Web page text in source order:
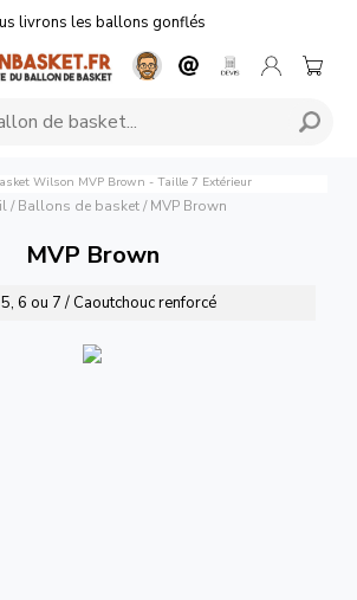
livrons les ballons gonflés
Wilson MVP Brown - Taille 7 Extérieur
/ Ballons de basket/ MVP Brown
MVP Brown
6 ou 7 / Caoutchouc renforcé